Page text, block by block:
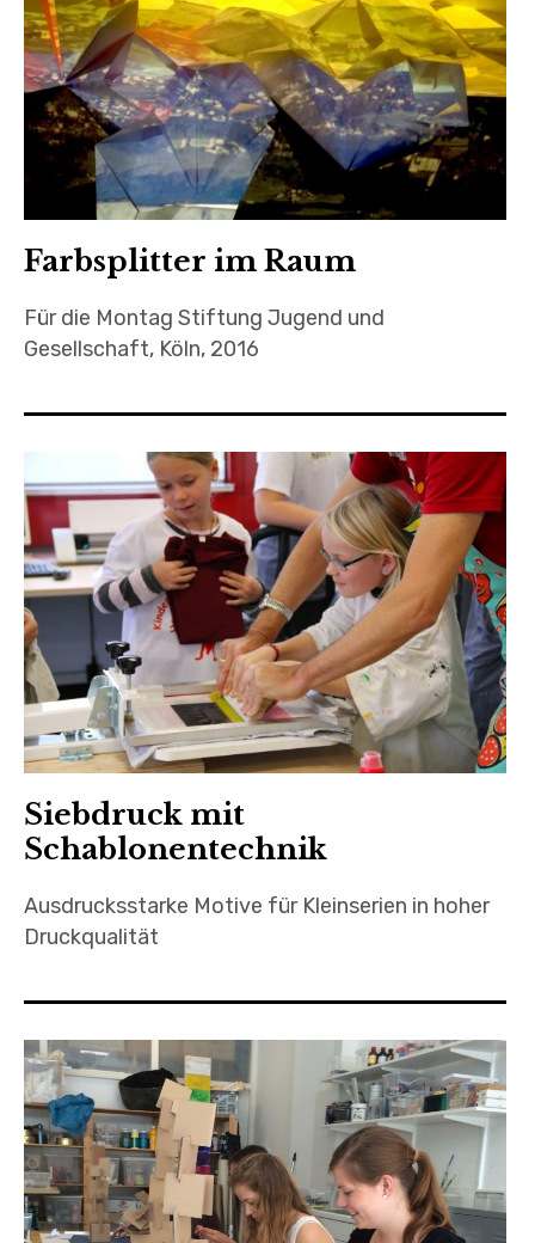
Farbsplitter im Raum
Für die Montag Stiftung Jugend und
Gesellschaft, Köln, 2016
Siebdruck mit
Schablonentechnik
Ausdrucksstarke Motive für Kleinserien in hoher
Druckqualität